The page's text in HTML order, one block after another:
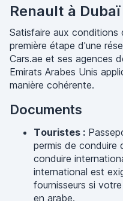
Renault à Dubaï
Satisfaire aux
première étape d'une
Cars.ae et ses agences
Emirats Arabes Unis
manière cohérente.
Documents
Touristes :
permis de conduire
conduire
international est
fournisseurs si
en arabe.